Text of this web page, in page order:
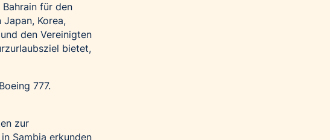
für den
Korea,
den Vereinigten
bietet,
777.
zur
Sambia erkunden